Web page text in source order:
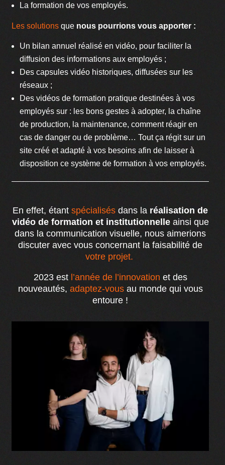
La formation de vos employés.
Les solutions que nous pourrions vous apporter :
Un bilan annuel réalisé en vidéo, pour faciliter la
diffusion des informations aux employés ;
Des capsules vidéo historiques, diffusées sur les
réseaux ;
Des vidéos de formation pratique destinées à vos
employés sur : les bons gestes à adopter, la chaîne
de production, la maintenance, comment réagir en
cas de danger ou de problème… Tout ça régit sur un
site créé et adapté à vos besoins afin de laisser à
disposition ce système de formation à vos employés.
En effet, étant spécialisés dans la réalisation de
vidéo de formation et institutionnelle ainsi que
dans la communication visuelle, nous aimerions
discuter avec vous concernant la faisabilité de
votre projet.
2023 est l’année de l’innovation et des
nouveautés, adaptez-vousau monde qui vous
entoure !